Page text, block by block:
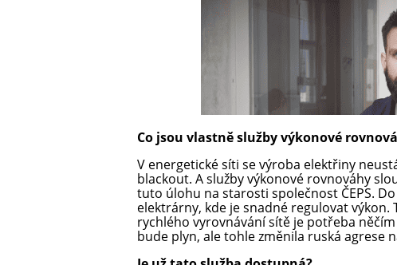
Co jsou vlastně služby výkonové
V energetické síti se výroba elektřiny
blackout. A služby výkonové rovnováhy
tuto úlohu na starosti společnost ČEPS.
elektrárny, kde je snadné regulovat výkon.
rychlého vyrovnávání sítě je potřeba
bude plyn, ale tohle změnila ruská agrese